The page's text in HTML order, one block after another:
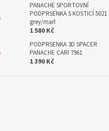
PANACHE SPORTOVNÍ
PODPRSENKA S KOSTICÍ 5021
grey/marl
1 580 Kč
PODPRSENKA 3D SPACER
PANACHE CARI 7961
1 390 Kč